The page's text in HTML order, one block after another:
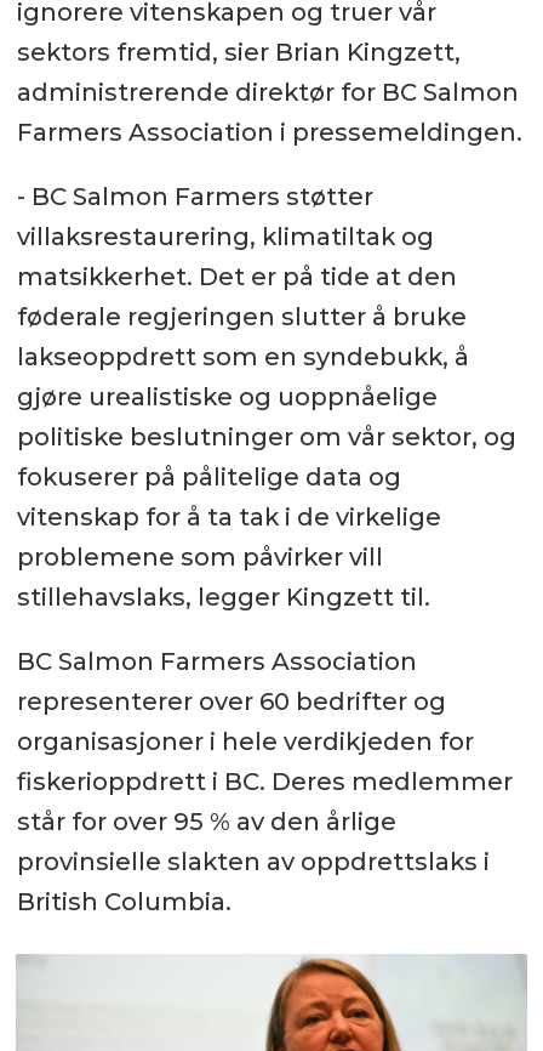
ignorere vitenskapen og truer vår
sektors fremtid, sier Brian Kingzett,
administrerende direktør for BC Salmon
Farmers Association i pressemeldingen.
- BC Salmon Farmers støtter
villaksrestaurering, klimatiltak og
matsikkerhet. Det er på tide at den
føderale regjeringen slutter å bruke
lakseoppdrett som en syndebukk, å
gjøre urealistiske og uoppnåelige
politiske beslutninger om vår sektor, og
fokuserer på pålitelige data og
vitenskap for å ta tak i de virkelige
problemene som påvirker vill
stillehavslaks, legger Kingzett til.
BC Salmon Farmers Association
representerer over 60 bedrifter og
organisasjoner i hele verdikjeden for
fiskerioppdrett i BC. Deres medlemmer
står for over 95 % av den årlige
provinsielle slakten av oppdrettslaks i
British Columbia.